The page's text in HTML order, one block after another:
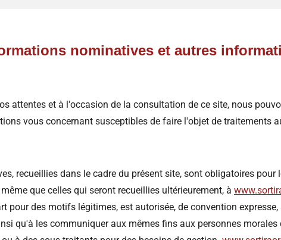
nominatives et autres
attentes et à l'occasion de la consultation de ce site, nous
vous concernant susceptibles de faire l'objet de traitements
recueillies dans le cadre du présent site, sont obligatoires pour
que celles qui seront recueillies ultérieurement, à
pour des motifs légitimes, est autorisée, de convention
qu'à les communiquer aux mêmes fins aux personnes morales